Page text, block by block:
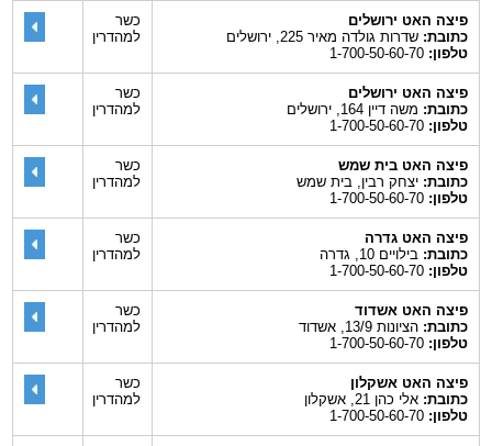
פיצה האט ירושלים
כתובת:שדרות גולדה מאיר 225, ירושלים
טלפון:1-700-50-60-70
כשר
למהדרין
פיצה האט ירושלים
כתובת:משה דיין 164, ירושלים
טלפון:1-700-50-60-70
כשר
למהדרין
פיצה האט בית שמש
כתובת:יצחק רבין, בית שמש
טלפון:1-700-50-60-70
כשר
למהדרין
פיצה האט גדרה
כתובת:בילויים 10, גדרה
טלפון:1-700-50-60-70
כשר
למהדרין
פיצה האט אשדוד
כתובת:הציונות 13/9, אשדוד
טלפון:1-700-50-60-70
כשר
למהדרין
פיצה האט אשקלון
כתובת:אלי כהן 21, אשקלון
טלפון:1-700-50-60-70
כשר
למהדרין